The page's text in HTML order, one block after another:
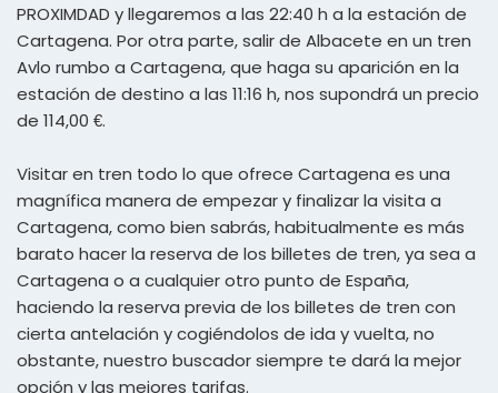
PROXIMDAD y llegaremos a las 22:40 h a la estación de
Cartagena. Por otra parte, salir de Albacete en un tren
Avlo rumbo a Cartagena, que haga su aparición en la
estación de destino a las 11:16 h, nos supondrá un precio
de 114,00 €.
Visitar en tren todo lo que ofrece Cartagena es una
magnífica manera de empezar y finalizar la visita a
Cartagena, como bien sabrás, habitualmente es más
barato hacer la reserva de los billetes de tren, ya sea a
Cartagena o a cualquier otro punto de España,
haciendo la reserva previa de los billetes de tren con
cierta antelación y cogiéndolos de ida y vuelta, no
obstante, nuestro buscador siempre te dará la mejor
opción y las mejores tarifas.